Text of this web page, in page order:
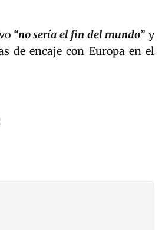
“no sería el fin del mundo” y
de encaje con Europa en el